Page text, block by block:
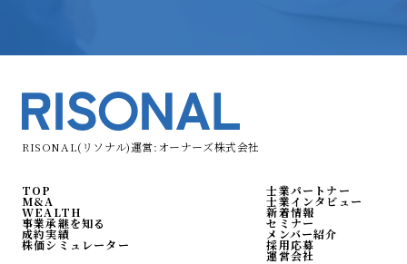
RISONAL(リソナル)運営:オーナーズ株式会社
TOP
M&A
WEALTH
事業承継を知る
成約実績
株価シミュレーター
士業パートナー
士業インタビュー
新着情報
セミナー
メンバー紹介
採用応募
運営会社